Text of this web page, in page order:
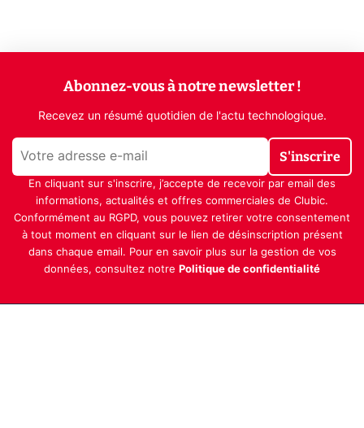
Abonnez-vous à notre newsletter !
Recevez un résumé quotidien de l'actu technologique.
S'inscrire
En cliquant sur s'inscrire, j’accepte de recevoir par email des
informations, actualités et offres commerciales de Clubic.
Conformément au RGPD, vous pouvez retirer votre consentement
à tout moment en cliquant sur le lien de désinscription présent
dans chaque email. Pour en savoir plus sur la gestion de vos
données, consultez notre Politique de confidentialité